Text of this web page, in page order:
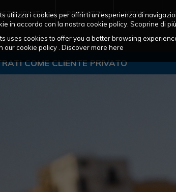
utilizza i cookies per offrirti un'esperienza di
in accordo con la nostra cookie policy. Scoprine di più
uses cookies to offer you a better browsing
our cookie policy . Discover more here
PRODOTTI NEWS
COME CLIENTE PRIVATO